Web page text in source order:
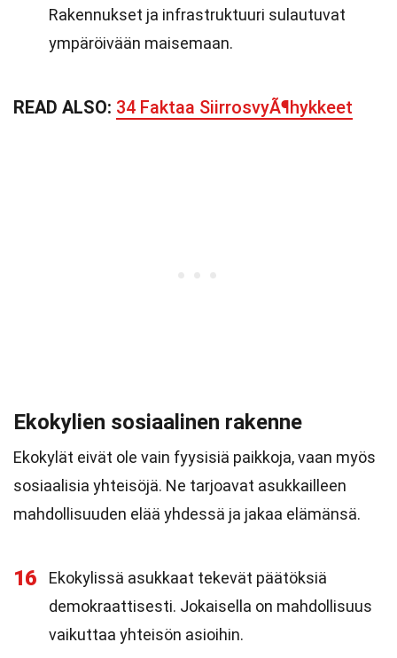
Rakennukset ja infrastruktuuri sulautuvat
ympäröivään maisemaan.
READ ALSO: 34 Faktaa SiirrosvyÃ¶hykkeet
Ekokylien sosiaalinen rakenne
Ekokylät eivät ole vain fyysisiä paikkoja, vaan myös
sosiaalisia yhteisöjä. Ne tarjoavat asukkailleen
mahdollisuuden elää yhdessä ja jakaa elämänsä.
16
Ekokylissä asukkaat tekevät päätöksiä
demokraattisesti. Jokaisella on mahdollisuus
vaikuttaa yhteisön asioihin.